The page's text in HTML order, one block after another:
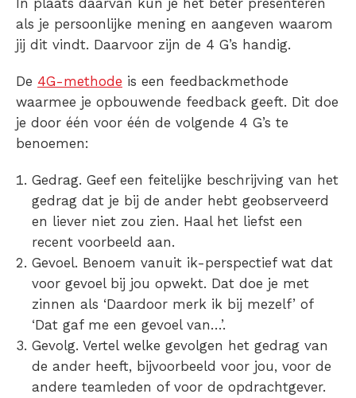
als je persoonlijke mening en aangeven waarom
jij dit vindt. Daarvoor zijn de 4 G’s handig.
De 4G-methode is een feedbackmethode
waarmee je opbouwende feedback geeft. Dit doe
je door één voor één de volgende 4 G’s te
benoemen:
Gedrag. Geef een feitelijke beschrijving van het
gedrag dat je bij de ander hebt geobserveerd
en liever niet zou zien. Haal het liefst een
recent voorbeeld aan.
Gevoel. Benoem vanuit ik-perspectief wat dat
voor gevoel bij jou opwekt. Dat doe je met
zinnen als ‘Daardoor merk ik bij mezelf’ of
‘Dat gaf me een gevoel van…’.
Gevolg. Vertel welke gevolgen het gedrag van
de ander heeft, bijvoorbeeld voor jou, voor de
andere teamleden of voor de opdrachtgever.